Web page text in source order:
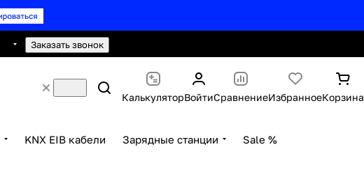
Заказать звонок
КалькуляторВойтиСравнениеИзбранноеКорзина
KNX EIB кабели Зарядные станции Sale %